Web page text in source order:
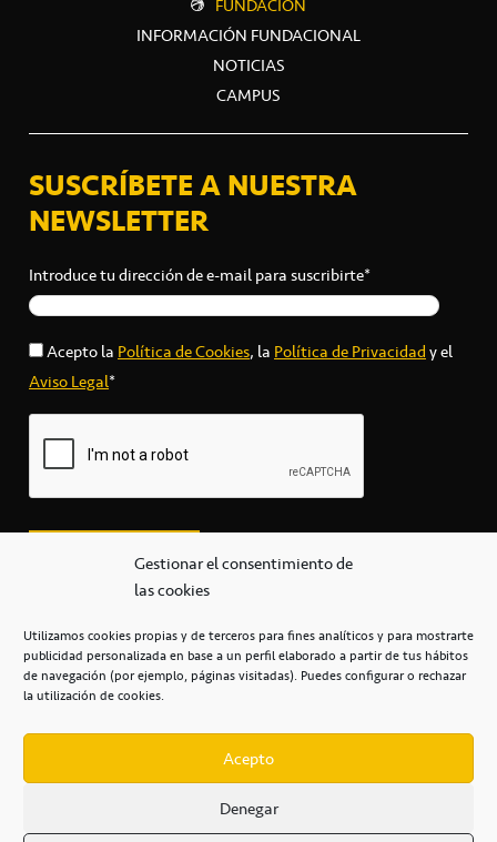
Gestionar el consentimiento de
las cookies
Utilizamos cookies propias y de terceros para fines analíticos y para mostrarte
publicidad personalizada en base a un perfil elaborado a partir de tus hábitos
de navegación (por ejemplo, páginas visitadas). Puedes configurar o rechazar
la utilización de cookies.
Acepto
Denegar
FUNDACIÓN
INFORMACIÓN FUNDACIONAL
NOTICIAS
CAMPUS
SUSCRÍBETE A NUESTRA
NEWSLETTER
Introduce tu dirección de e-mail para suscribirte*
Acepto laPolítica de Cookies, laPolítica de Privacidady el
Aviso Legal*
secretaria@cbcanarias.es
+34 922 253 684
Casa del Deporte / 38108 – La Laguna
POLÍTICA DE PRIVACIDAD / POLÍTICA DE COOKIES /